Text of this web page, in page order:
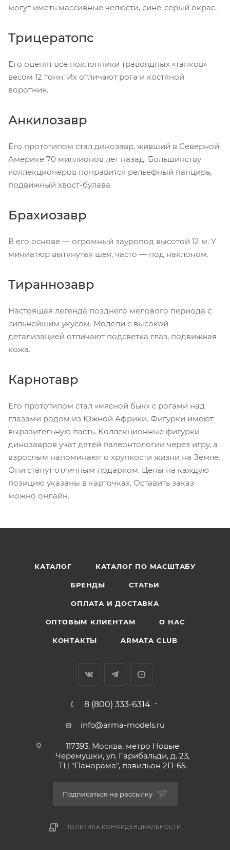
могут иметь массивные челюсти, сине-серый окрас.
Трицератопс
Его оценят все поклонники травоядных «танков»
весом 12 тонн. Их отличают рога и костяной
воротник.
Анкилозавр
Его прототипом стал динозавр, живший в Северной
Америке 70 миллионов лет назад. Большинству
коллекционеров понравится рельефный панцирь,
подвижный хвост-булава.
Брахиозавр
В его основе — огромный зауропод высотой 12 м. У
миниатюр вытянутая шея, часто — под наклоном.
Тираннозавр
Настоящая легенда позднего мелового периода с
сильнейшим укусом. Модели с высокой
детализацией отличают подсветка глаз, подвижная
кожа.
Карнотавр
Его прототипом стал «мясной бык» с рогами над
глазами родом из Южной Африки. Фигурки имеют
выразительную пасть. Коллекционные фигурки
динозавров учат детей палеонтологии через игру, а
взрослым напоминают о хрупкости жизни на Земле.
Они станут отличным подарком. Цены на каждую
позицию указаны в карточках. Оставить заказ
можно онлайн.
КАТАЛОГ КАТАЛОГ ПО МАСШТАБУ
БРЕНДЫ СТАТЬИ
ОПЛАТА И ДОСТАВКА
ОПТОВЫМ КЛИЕНТАМ О НАС
КОНТАКТЫ ARMATA CLUB
8 (800) 333-6314
info@arma-models.ru
117393, Москва, метро Новые
Черемушки, ул. Гарибальди, д. 23,
ТЦ "Панорама", павильон 2П-65.
Подписаться на рассылку
ПОЛИТИКА КОНФИДЕНЦИАЛЬНОСТИ